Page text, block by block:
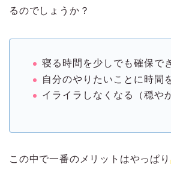
るのでしょうか？
寝る時間を少しでも確保で
自分のやりたいことに時間
イライラしなくなる（穏や
この中で一番のメリットはやっぱり